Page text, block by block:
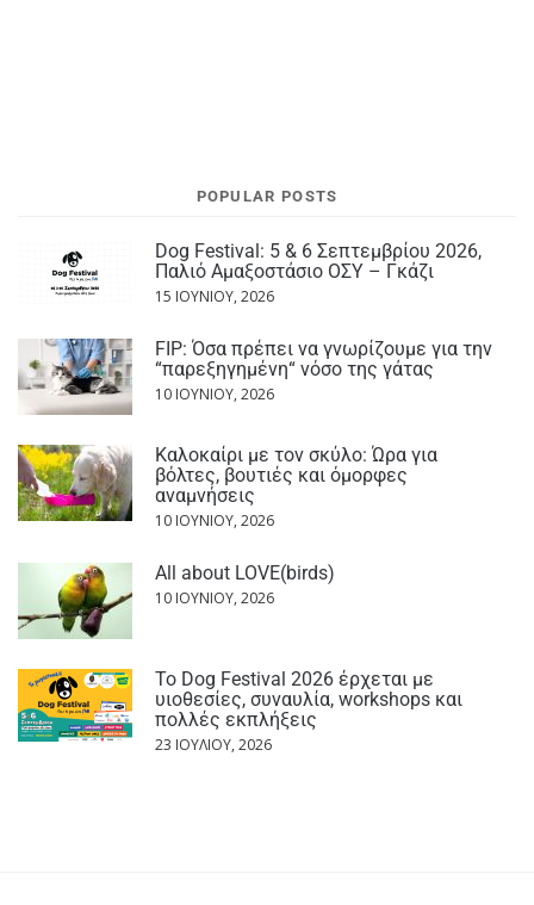
POPULAR POSTS
Dog Festival: 5 & 6 Σεπτεμβρίου 2026,
Παλιό Αμαξοστάσιο ΟΣΥ – Γκάζι
15 ΙΟΥΝΊΟΥ, 2026
FIP: Όσα πρέπει να γνωρίζουμε για την
“παρεξηγημένη“ νόσο της γάτας
10 ΙΟΥΝΊΟΥ, 2026
Καλοκαίρι με τον σκύλο: Ώρα για
βόλτες, βουτιές και όμορφες
αναμνήσεις
10 ΙΟΥΝΊΟΥ, 2026
All about LOVE(birds)
10 ΙΟΥΝΊΟΥ, 2026
Το Dog Festival 2026 έρχεται με
υιοθεσίες, συναυλία, workshops και
πολλές εκπλήξεις
23 ΙΟΥΛΊΟΥ, 2026